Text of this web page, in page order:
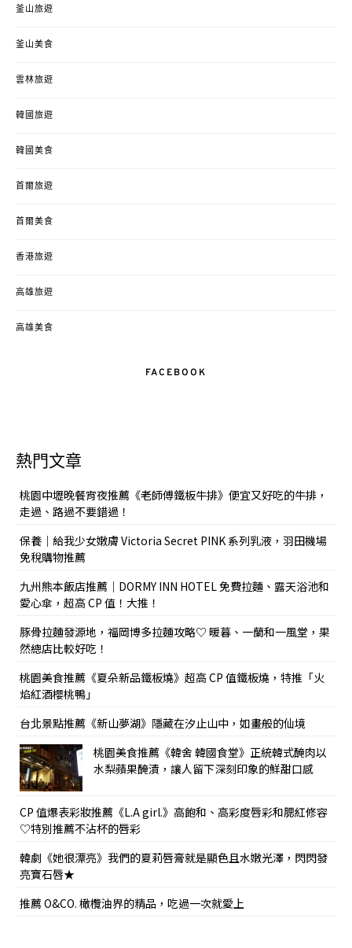
釜山旅遊
釜山美食
雲林旅遊
韓國旅遊
韓國美食
首爾旅遊
首爾美食
香港旅遊
高雄旅遊
高雄美食
FACEBOOK
熱門文章
桃園中壢晚餐宵夜推薦《老師傅鐵板牛排》便宜又好吃的牛排，
走過、路過不要錯過！
保養｜給我少女嫩膚 Victoria Secret PINK 系列乳液，羽田機場
免稅購物推薦
九州熊本飯店推薦｜DORMY INN HOTEL 免費拉麵、露天浴池和
愛心傘，超高 CP 值！大推！
豚骨拉麵發源地，福岡博多拉麵攻略♡ 暖暮、一蘭和一風堂，果
然總店比較好吃！
桃園美食推薦《夏朵新品鐵板燒》超高 CP 值鐵板燒，特推「火
焰紅酒櫻桃鴨」
台北景點推薦《新山夢湖》隱藏在汐止山中，如畫般的仙境
桃園美食推薦《韓舍 韓國食堂》正統韓式醃肉以
水梨蘋果醃漬，讓人留下深刻印象的鮮甜口感
CP 值爆表彩妝推薦《L.A girl.》高飽和、高彩度唇彩和腮紅修容
♡特別推薦不沾杯的唇彩
韓劇《她很漂亮》我們的夏莉唇膏就是顯色且水嫩光澤，閃閃發
亮寶石唇★
推薦 O&CO. 橄欖油界的精品，吃過一次就愛上